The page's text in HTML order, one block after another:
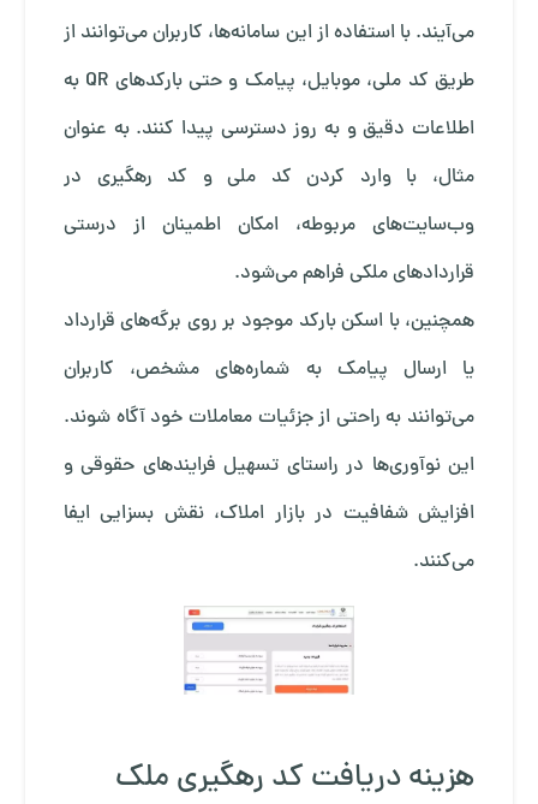
می‌آیند. با استفاده از این سامانه‌ها، کاربران می‌توانند از
طریق کد ملی، موبایل، پیامک و حتی بارکدهای QR به
اطلاعات دقیق و به روز دسترسی پیدا کنند. به عنوان
مثال، با وارد کردن کد ملی و کد رهگیری در
وب‌سایت‌های مربوطه، امکان اطمینان از درستی
قراردادهای ملکی فراهم می‌شود.
همچنین، با اسکن بارکد موجود بر روی برگه‌های قرارداد
یا ارسال پیامک به شماره‌های مشخص، کاربران
می‌توانند به راحتی از جزئیات معاملات خود آگاه شوند.
این نوآوری‌ها در راستای تسهیل فرایندهای حقوقی و
افزایش شفافیت در بازار املاک، نقش بسزایی ایفا
می‌کنند.
هزینه دریافت کد رهگیری ملک